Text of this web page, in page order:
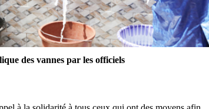
des vannes par les officiels